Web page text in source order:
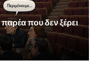
που δεν ξέρει